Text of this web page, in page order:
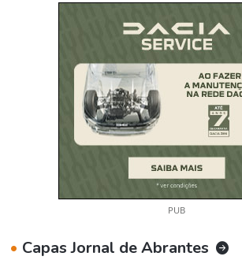
PUB
• Capas Jornal de Abrantes